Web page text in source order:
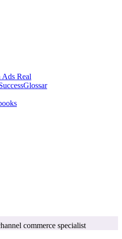
Ads Real
Glossar
commerce specialist